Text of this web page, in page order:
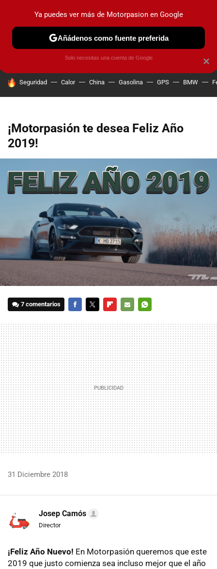
PRUEBAS COCHES ELÉCTRICOS OBSERVATORIO
HOY SE HABLA DE
Seguridad Calor China Gasolina GPS BMW
¡Motorpasión te desea Feliz Año
2019!
7 comentarios
MAIL
31 Diciembre 2018
Josep Camós
Director
¡Feliz Año Nuevo! En Motorpasión queremos que este
2019 que justo comienza sea incluso mejor que el año
×
Ya puedes ver más de Motorpasion en Google
Añádenos como fuente preferida
Solo necesitas una cuenta de Google